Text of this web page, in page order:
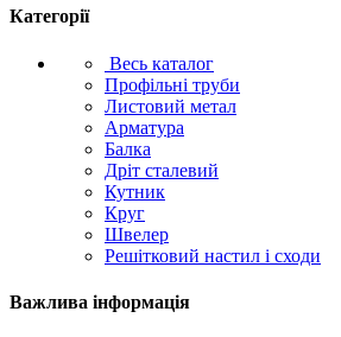
Категорії
Весь каталог
Профільні труби
Листовий метал
Арматура
Балка
Дріт сталевий
Кутник
Круг
Швелер
Решітковий настил і сходи
Важлива інформація